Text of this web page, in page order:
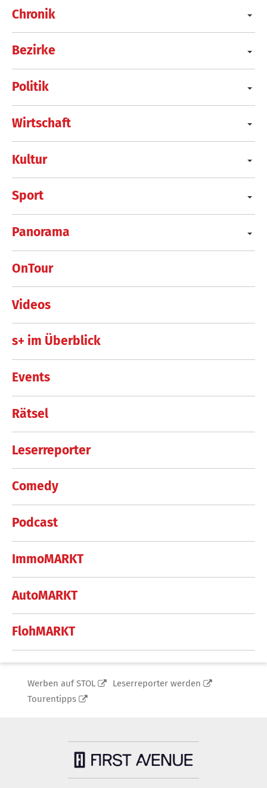
Chronik
Bezirke
Politik
Wirtschaft
Kultur
Sport
Panorama
OnTour
Videos
s+ im Überblick
Events
Rätsel
Leserreporter
Comedy
Podcast
ImmoMARKT
AutoMARKT
FlohMARKT
Werben auf STOL
Leserreporter werden
Tourentipps